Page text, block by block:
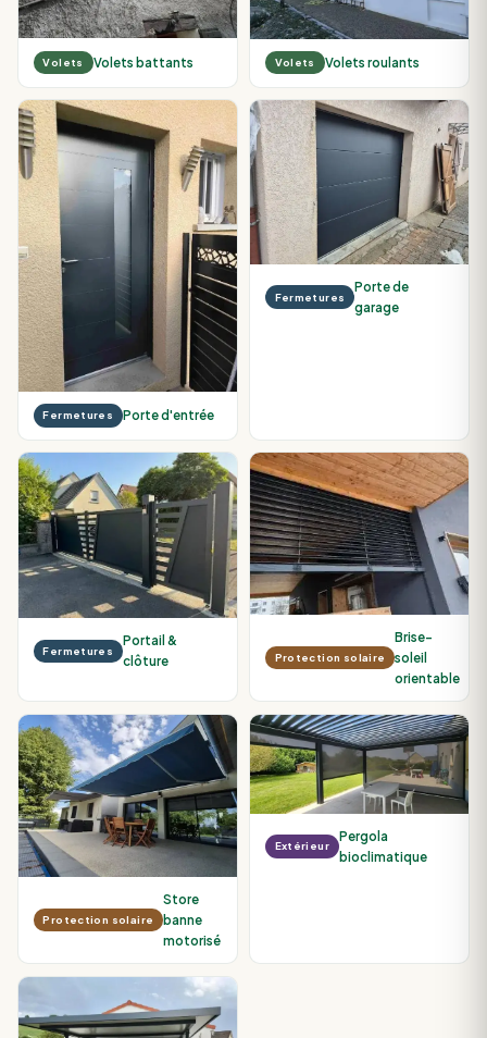
Volets Volets battants Volets Volets roulants
Fermetures Porte d'entrée
Fermetures
Porte de
garage
Fermetures
Portail &
clôture
Protection solaire
Brise-
soleil
orientable
Protection solaire
Store
banne
motorisé
Extérieur
Pergola
bioclimatique